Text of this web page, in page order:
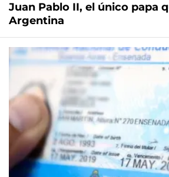
Juan Pablo II, el único papa
Argentina